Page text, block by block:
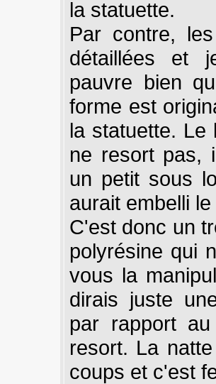
la statuette.
Par contre,
détaillées et
pauvre bien
forme est
la statuette.
ne resort pas,
un petit sous
aurait embelli
C'est donc un
polyrésine qui
vous la
dirais juste
par rapport
resort. La
coups et c'est